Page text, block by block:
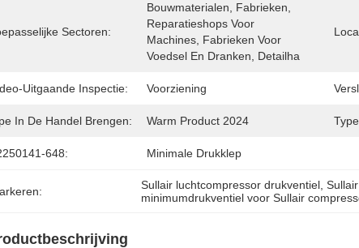
Sectoren:
Bouwmaterialen, Fabrieken,
Reparatieshops Voor
Machines, Fabrieken Voor
Voedsel En Dranken, Detailha
Uitgaande Inspectie: Voorziening
In De Handel Brengen: Warm Product 2024
648: Minimale Drukklep
Sullair luchtcompressor drukventiel ,
minimumdrukventiel voor Sullair